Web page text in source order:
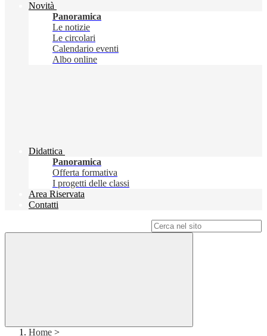
Novità
Panoramica
Le notizie
Le circolari
Calendario eventi
Albo online
Didattica
Panoramica
Offerta formativa
I progetti delle classi
Area Riservata
Contatti
Home >